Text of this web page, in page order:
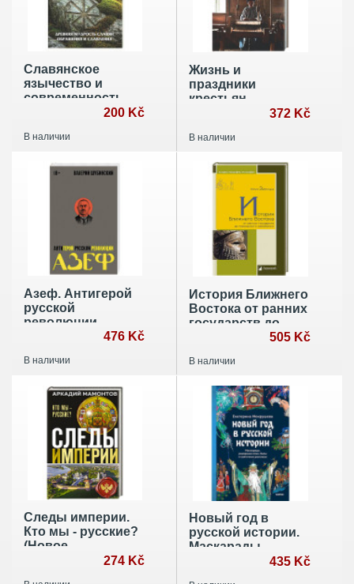
Славянское
язычество и
современность
200 Kč
В наличии
Жизнь и
праздники
крестьян
Западной Руси372 Kč
В наличии
Азеф. Антигерой
русской
революции
476 Kč
В наличии
История Ближнего
Востока от ранних
государств до
505 Kč
В наличии
Следы империи.
Кто мы - русские?
(Новое
оформление)274 Kč
Новый год в
русской истории.
Маскарады,
разорение елки,435 Kč